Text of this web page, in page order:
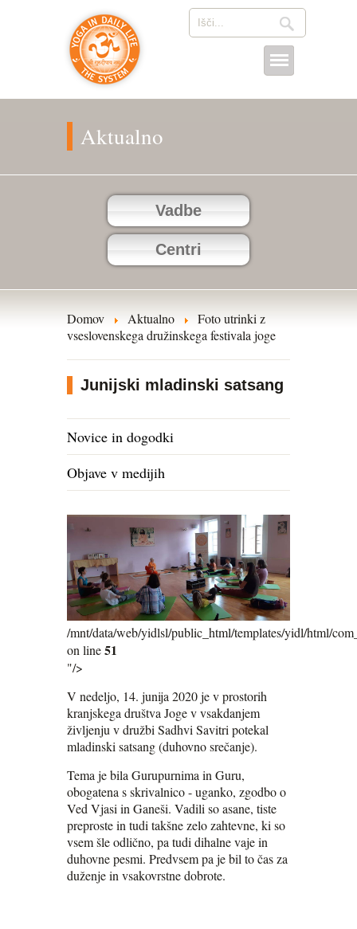
Aktualno
Vadbe
Centri
Domov Aktualno
Foto utrinki z
vseslovenskega družinskega festivala joge
Junijski mladinski satsang
Novice in dogodki
Objave v medijih
/mnt/data/web/yidlsl/public_html/templates/yidl/html/
on line51
"/>
V nedeljo, 14. junija 2020 je v prostorih
kranjskega društva Joge v vsakdanjem
življenju v družbi Sadhvi Savitri potekal
mladinski satsang (duhovno srečanje).
Tema je bila Gurupurnima in Guru,
obogatena s skrivalnico - uganko, zgodbo o
Ved Vjasi in Ganeši. Vadili so asane, tiste
preproste in tudi takšne zelo zahtevne, ki so
vsem šle odlično, pa tudi dihalne vaje in
duhovne pesmi. Predvsem pa je bil to čas za
duženje in vsakovrstne dobrote.